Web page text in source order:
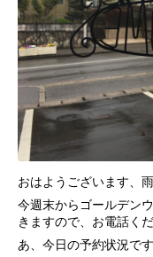
おはようございます、
今週末からゴールデン
きますので、お電話く
あ、今日の予約状況です